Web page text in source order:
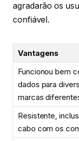
agradarão os
confiável.
Vantagens
Funcionou bem
dados para
marcas
Resistente,
cabo com os